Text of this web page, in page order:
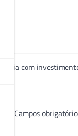
com
Campos